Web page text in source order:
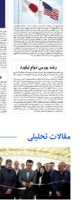
مقالات تحلیلی